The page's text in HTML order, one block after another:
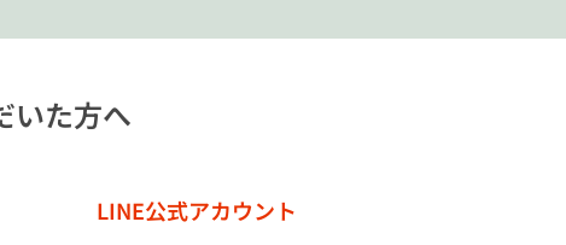
いた方へ
LINE公式アカウント